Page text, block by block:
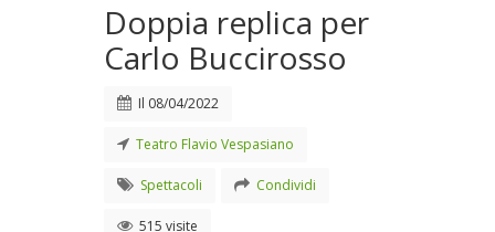
Doppia replica per
Carlo Buccirosso
Il 08/04/2022
Teatro Flavio Vespasiano
Spettacoli Condividi
515 visite